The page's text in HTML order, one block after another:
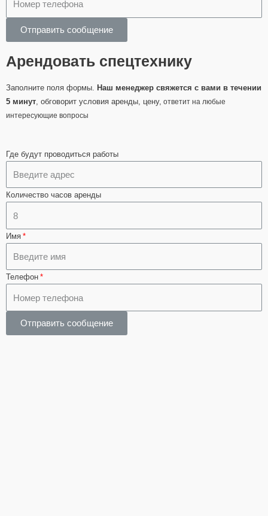
Отправить сообщение
Арендовать спецтехнику
Заполните поля формы. Наш менеджер свяжется с вами в течении
5 минут , обговорит условия аренды, цену, ответит на любые
интересующие вопросы
Где будут проводиться работы
Количество часов аренды
Имя
Телефон
Отправить сообщение